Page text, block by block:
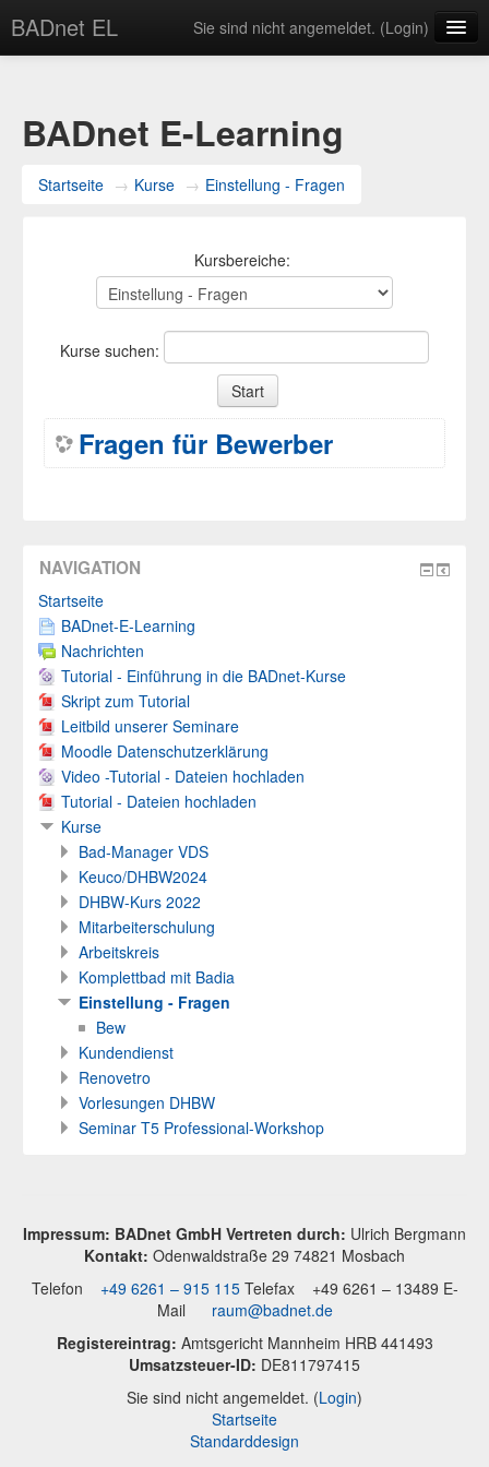
BADnet EL Sie sind nicht angemeldet. (Login)
BADnet E-Learning
Startseite → Kurse → Einstellung - Fragen
Kursbereiche:
Kurse suchen:
Fragen für Bewerber
NAVIGATION
Startseite
BADnet-E-Learning
Nachrichten
Tutorial - Einführung in die BADnet-Kurse
Skript zum Tutorial
Leitbild unserer Seminare
Moodle Datenschutzerklärung
Video -Tutorial - Dateien hochladen
Tutorial - Dateien hochladen
Kurse
Bad-Manager VDS
Keuco/DHBW2024
DHBW-Kurs 2022
Mitarbeiterschulung
Arbeitskreis
Komplettbad mit Badia
Einstellung - Fragen
Bew
Kundendienst
Renovetro
Vorlesungen DHBW
Seminar T5 Professional-Workshop
Impressum: BADnet GmbH Vertreten durch: Ulrich Bergmann
Kontakt: Odenwaldstraße 29 74821 Mosbach
Telefon
+49 6261 – 915 115Telefax +49 6261 – 13489 E-
Mail raum@badnet.de
Registereintrag: Amtsgericht Mannheim HRB 441493
Umsatzsteuer-ID: DE811797415
Sie sind nicht angemeldet. (Login)
Startseite
Standarddesign